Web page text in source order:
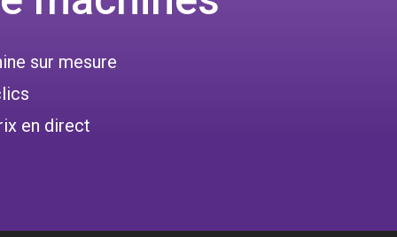
sur mesure
en direct